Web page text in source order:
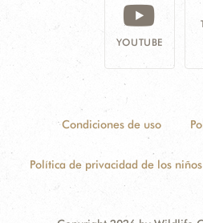
YOUTUBE
Condiciones de uso
Política de privacidad de los niños